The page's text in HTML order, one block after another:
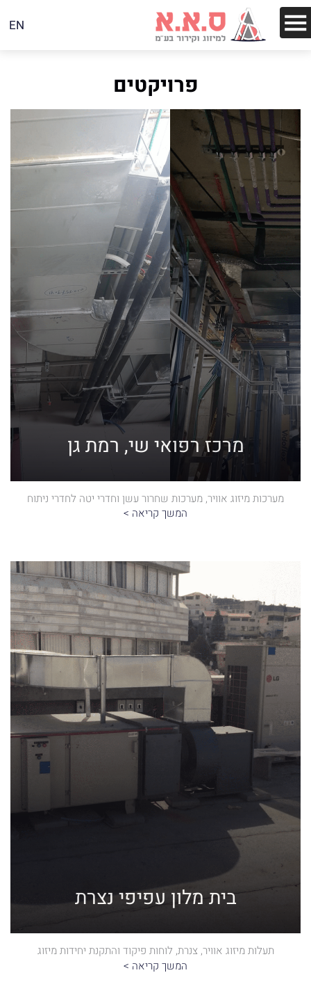
EN
פרויקטים
מרכז רפואי שי, רמת גן
מערכות מיזוג אוויר, מערכות שחרור עשן וחדרי יטה לחדרי ניתוח
המשך קריאה >
בית מלון עפיפי נצרת
תעלות מיזוג אוויר, צנרת, לוחות פיקוד והתקנת יחידות מיזוג
המשך קריאה >